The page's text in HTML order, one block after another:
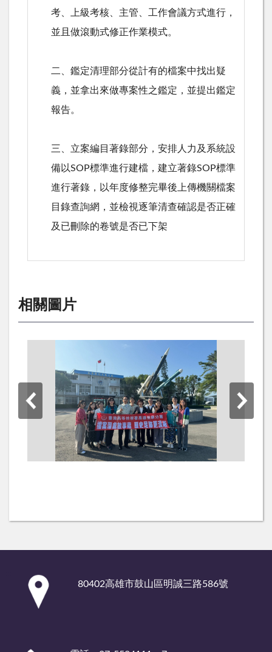
考、上級考核、主管、工作會議方式進行，
並且做滾動式修正作業模式。
二、鑑定清理部分從計有的檔案中找出疑
義，並拿出來做專案性之鑑定，並提出鑑定
報告。
三、立案編目著錄部分，安排人力及系統設
備以SOP標準進行建檔，建立著錄SOP標準
進行著錄，以年度修整完畢後上傳機關檔案
目錄查詢網，並檢視逐筆清查確認是否正確
及已刪除的卷號是否已下架
相關圖片
80402高雄市鼓山區明誠三路586號